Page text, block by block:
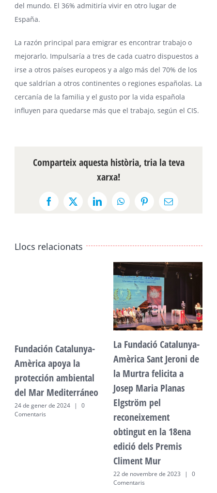
del mundo. El 36% admitiría vivir en otro lugar de
España.
La razón principal para emigrar es encontrar trabajo o
mejorarlo. Impulsaría a tres de cada cuatro dispuestos a
irse a otros países europeos y a algo más del 70% de los
que saldrían a otros continentes o regiones españolas. La
cercanía de la familia y el gusto por la vida española
influyen para quedarse más que el trabajo, según el CIS.
Comparteix aquesta història, tria la teva
xarxa!
Facebook
X LinkedInWhatsAppPinterestEmail:
Llocs relacionats
Fundación Catalunya-
Amèrica apoya la
protección ambiental
del Mar Mediterráneo
24 de gener de 2024 |
0
Comentaris
La Fundació Catalunya-
Amèrica Sant Jeroni de
la Murtra felicita a
Josep Maria Planas
Elgström pel
reconeixement
obtingut en la 18ena
edició dels Premis
Climent Mur
22 de novembre de 2023 |
0
Comentaris